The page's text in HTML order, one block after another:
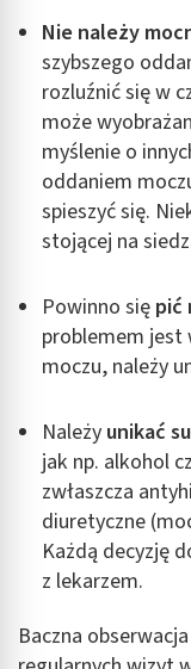
Nie należy
szybszego
rozluźnić się w
może
myślenie o
oddaniem
spieszyć się.
stojącej na
Powinno się pić
problemem jest
moczu, należy
Należy unikać
jak np. alkohol
zwłaszcza
diuretyczne
Każdą decyzję
z lekarzem.
Baczna